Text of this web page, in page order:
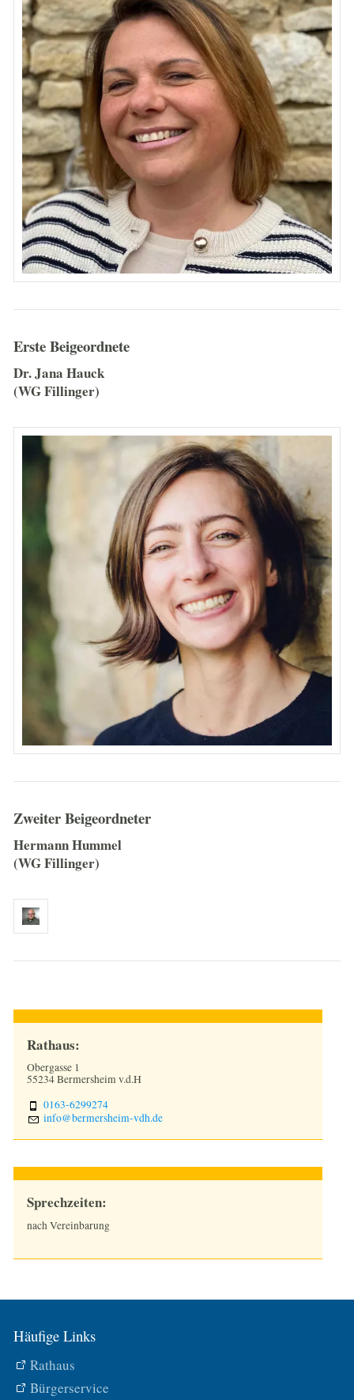
BILDERGALERIEN
NACHRICHTENBLATT
BÜRGERSERVICE
LEBEN IM ORT
TOURISMUS & KULTUR
WIRTSCHAFT
1250 JAHRE
Erste Beigeordnete
Dr. Jana Hauck
(WG Fillinger)
Zweiter Beigeordneter
Hermann Hummel
(WG Fillinger)
Rathaus:
Obergasse 1
55234 Bermersheim v.d.H
0163-6299274
nf
b rm rsh m-vdhd
Sprechzeiten:
nach Vereinbarung
Häufige Links
Rathaus
Bürgerservice